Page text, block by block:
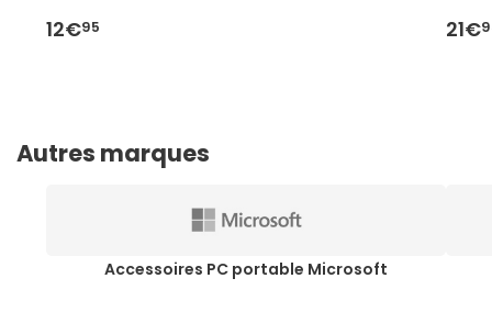
12€95 21€
Autres marques
Accessoires PC portable Microsoft